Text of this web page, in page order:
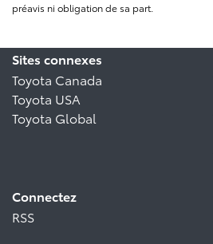
préavis ni obligation de sa part.
Sites connexes
Toyota Canada
Toyota USA
Toyota Global
Connectez
RSS